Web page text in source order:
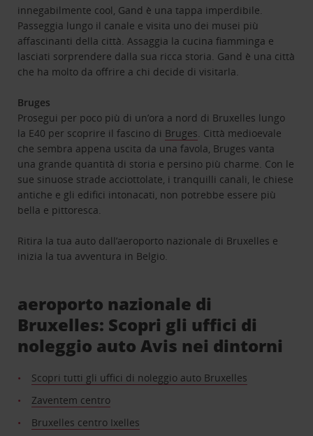
innegabilmente cool, Gand è una tappa imperdibile.
Passeggia lungo il canale e visita uno dei musei più
affascinanti della città. Assaggia la cucina fiamminga e
lasciati sorprendere dalla sua ricca storia. Gand è una città
che ha molto da offrire a chi decide di visitarla.
Bruges
Prosegui per poco più di un’ora a nord di Bruxelles lungo
la E40 per scoprire il fascino di Bruges. Città medioevale
che sembra appena uscita da una favola, Bruges vanta
una grande quantità di storia e persino più charme. Con le
sue sinuose strade acciottolate, i tranquilli canali, le chiese
antiche e gli edifici intonacati, non potrebbe essere più
bella e pittoresca.
Ritira la tua auto dall’aeroporto nazionale di Bruxelles e
inizia la tua avventura in Belgio.
aeroporto nazionale di
Bruxelles: Scopri gli uffici di
noleggio auto Avis nei dintorni
Scopri tutti gli uffici di noleggio auto Bruxelles
Zaventem centro
Bruxelles centro Ixelles